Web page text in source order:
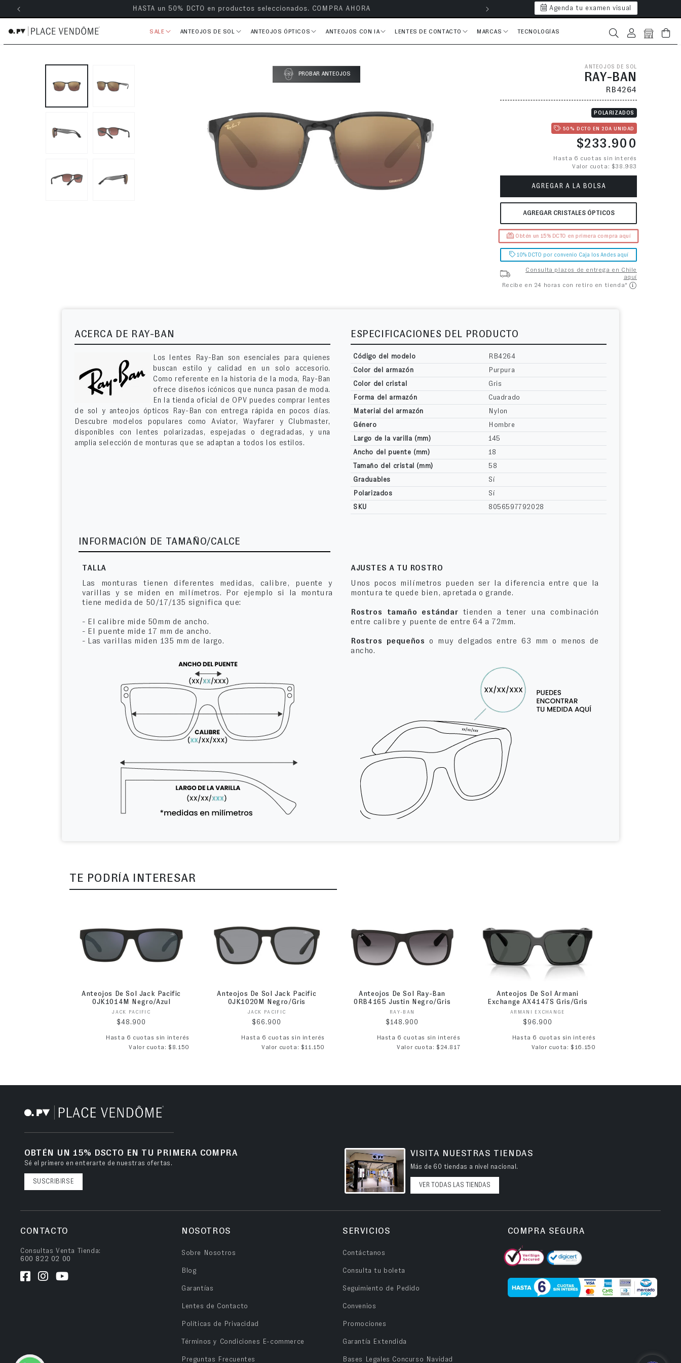
al contenido Envío gratis en todos tus pedidos Hasta 6 cuotas
Agenda tu examen visual
SALE ANTEOJOS DE SOL ANTEOJOS ÓPTICOS ANTEOJOS CON IA LENTES DE CONTACTO MARCAS TECNOLOGÍAS Iniciar sesión Bolsa
PROBAR ANTEOJOS
ANTEOJOS DE SOL
RAY-BAN
RB4264
POLARIZADOS
50% DCTO EN 2DA UNIDAD
Precio habitual
$233.900
Hasta 6 cuotas sin interés
Valor cuota: $38.983
AGREGAR A LA BOLSA
AGREGAR CRISTALES ÓPTICOS
Obtén un 15% DCTO en primera compra aquí
10% DCTO por convenio Caja los Andes aquí
Consulta plazos de entrega en Chile
aquí
Recibe en 24 horas con retiro en tienda*
ACERCA DE RAY-BAN
Los lentes Ray-Ban son esenciales para quienes
buscan estilo y calidad en un solo accesorio.
Como referente en la historia de la moda, Ray-Ban
ofrece diseños icónicos que nunca pasan de moda.
En la tienda oficial de OPV puedes comprar lentes
de sol y anteojos ópticos Ray-Ban con entrega rápida en pocos días.
Descubre modelos populares como Aviator, Wayfarer y Clubmaster,
disponibles con lentes polarizadas, espejadas o degradadas, y una
amplia selección de monturas que se adaptan a todos los estilos.
ESPECIFICACIONES DEL PRODUCTO
Código del modelo
RB4264
Color del armazón
Purpura
Color del cristal
Gris
Forma del armazón
Cuadrado
Material del armazón
Nylon
Género
Hombre
Largo de la varilla (mm)
145
Ancho del puente (mm)
18
Tamaño del cristal (mm)
58
Graduables
Sí
Polarizados
Sí
SKU
8056597792028
INFORMACIÓN DE TAMAÑO/CALCE
TALLA
Las monturas tienen diferentes medidas, calibre, puente y
varillas y se miden en milímetros. Por ejemplo si la montura
tiene medida de 50/17/135 significa que:
- El calibre mide 50mm de ancho.
- El puente mide 17 mm de ancho.
- Las varillas miden 135 mm de largo.
AJUSTES A TU ROSTRO
Unos pocos milímetros pueden ser la diferencia entre que la
montura te quede bien, apretada o grande.
Rostros tamaño estándar tienden a tener una combinación
entre calibre y puente de entre 64 a 72mm.
Rostros pequeños o muy delgados entre 63 mm o menos de
ancho.
TE PODRÍA INTERESAR
Anteojos De Sol Jack Pacific
0JK1014M Negro/Azul
Proveedor:
JACK PACIFIC
Precio habitual
$48.900
Hasta 6 cuotas sin interés
Valor cuota: $8.150
Anteojos De Sol Jack Pacific
0JK1020M Negro/Gris
Proveedor:
JACK PACIFIC
Precio habitual
$66.900
Hasta 6 cuotas sin interés
Valor cuota: $11.150
Anteojos De Sol Ray-Ban
0RB4165 Justin Negro/Gris
Proveedor:
RAY-BAN
Precio habitual
$148.900
Hasta 6 cuotas sin interés
Valor cuota: $24.817
Anteojos De Sol Armani
Exchange AX4147S Gris/Gris
Proveedor:
ARMANI EXCHANGE
Precio habitual
$96.900
Hasta 6 cuotas sin interés
Valor cuota: $16.150
OBTÉN UN 15% DSCTO EN TU PRIMERA COMPRA
Sé el primero en enterarte de nuestras ofertas.
SUSCRIBIRSE
VISITA NUESTRAS TIENDAS
Más de 60 tiendas a nivel nacional.
VER TODAS LAS TIENDAS
CONTACTO
Consultas Venta Tienda:
600 822 02 00
NOSOTROS
Sobre Nosotros
Blog
Garantías
Lentes de Contacto
Políticas de Privacidad
Términos y Condiciones E-commerce
Preguntas Frecuentes
SERVICIOS
Contáctanos
Consulta tu boleta
Seguimiento de Pedido
Convenios
Promociones
Garantía Extendida
Bases Legales Concurso Navidad
COMPRA SEGURA